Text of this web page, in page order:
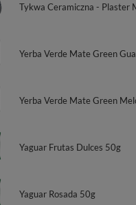
Tykwa Ceramiczna - Plaster
Yerba Verde Mate Green
Yerba Verde Mate Green
Yaguar Frutas Dulces 50g
Yaguar Rosada 50g